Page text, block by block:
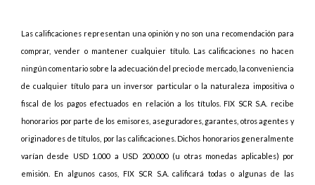
Las calificaciones representan una opinión y no son una recomendación para
comprar, vender o mantener cualquier título. Las calificaciones no hacen
ningún comentario sobre la adecuación del precio de mercado, la conveniencia
de cualquier título para un inversor particular o la naturaleza impositiva o
fiscal de los pagos efectuados en relación a los títulos. FIX SCR S.A. recibe
honorarios por parte de los emisores, aseguradores, garantes, otros agentes y
originadores de títulos, por las calificaciones. Dichos honorarios generalmente
varían desde USD 1.000 a USD 200.000 (u otras monedas aplicables) por
emisión. En algunos casos, FIX SCR S.A. calificará todas o algunas de las